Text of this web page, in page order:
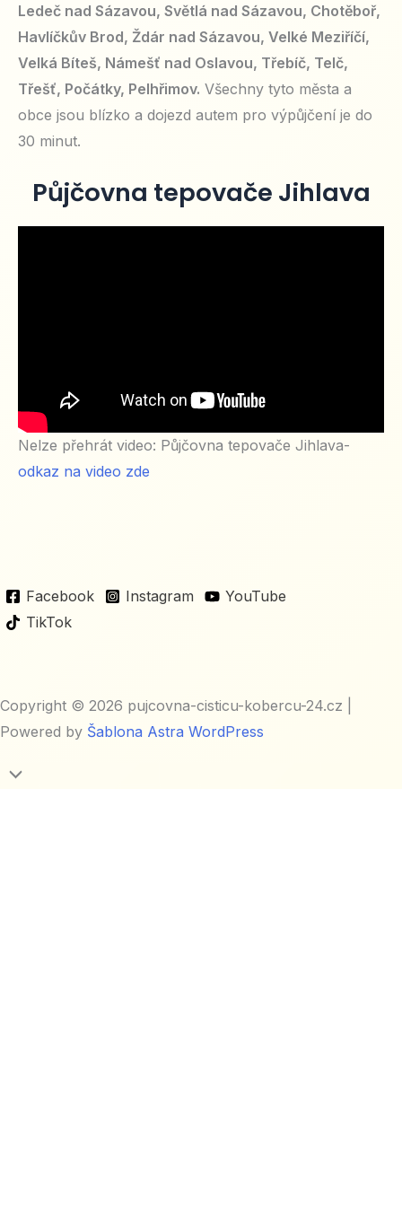
Ledeč nad Sázavou, Světlá nad Sázavou, Chotěboř,
Havlíčkův Brod, Ždár nad Sázavou, Velké Meziříčí,
Velká Bíteš, Námešť nad Oslavou, Třebíč, Telč,
Třešť, Počátky, Pelhřimov. Všechny tyto města a
obce jsou blízko a dojezd autem pro výpůjčení je do
30 minut.
Půjčovna tepovače Jihlava
Nelze přehrát video: Půjčovna tepovače Jihlava-
odkaz na video zde
Facebook Instagram
YouTube
TikTok
Copyright © 2026 pujcovna-cisticu-kobercu-24.cz |
Powered by Šablona Astra WordPress
Přejít